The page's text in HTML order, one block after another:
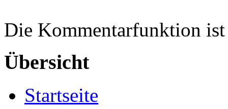
Die Kommentarfunktion ist
Übersicht
Startseite